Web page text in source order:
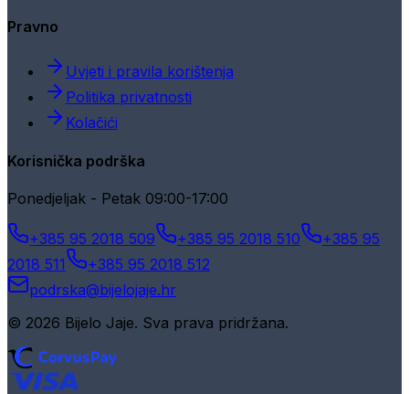
Pravno
Uvjeti i pravila korištenja
Politika privatnosti
Kolačići
Korisnička podrška
Ponedjeljak - Petak 09:00-17:00
+385 95 2018 509 +385 95 2018 510
+385 95
2018 511
+385 95 2018 512
podrska@bijelojaje.hr
© 2026 Bijelo Jaje. Sva prava pridržana.